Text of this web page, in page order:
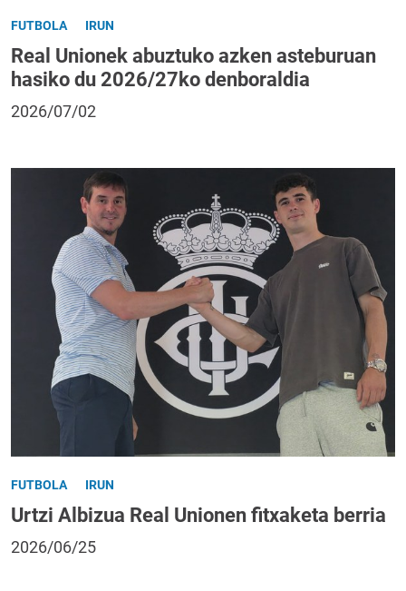
FUTBOLA IRUN
Real Unionek abuztuko azken asteburuan
hasiko du 2026/27ko denboraldia
2026/07/02
FUTBOLA IRUN
Urtzi Albizua Real Unionen fitxaketa berria
2026/06/25